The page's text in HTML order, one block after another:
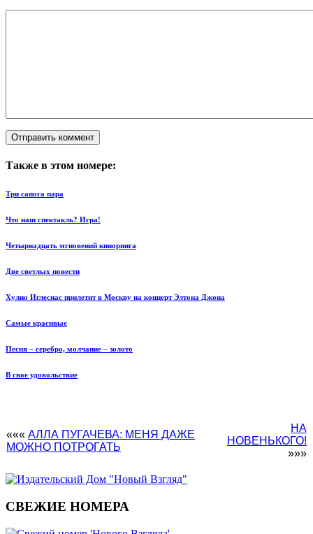
Также в этом номере:
Три сапога пара
Что наш спектакль? Игра!
Четырнадцать мгновений киноринга
Две светлых повести
Хулио Иглесиас прилетит в Москву на концерт Элтона Джона
Самые красивые
Песня – серебро, молчание – золото
В свое удовольствие
««« АЛЛА ПУГАЧЕВА: МЕНЯ ДАЖЕ
МОЖНО ПОТРОГАТЬ
НА
НОВЕНЬКОГО!
»»»
СВЕЖИЕ НОМЕРА